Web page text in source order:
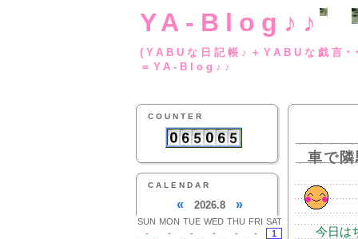
YA-Blog♪♪
(YABUな日記帳♪
＝YA-Blog♪♪
COUNTER
CALENDAR
« 2026.8 »
SUN MON TUE WED THU FRI SAT
-
- - - - -
1
車で
今日は